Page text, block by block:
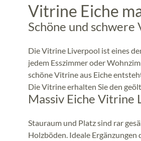
Vitrine Eiche
Schöne und
Die Vitrine Liverpool ist eines
jedem Esszimmer oder
schöne Vitrine aus Eiche
Die Vitrine erhalten Sie den
Massiv Eiche Vitrine
Stauraum und Platz sind rar
Holzböden. Ideale Ergänzungen